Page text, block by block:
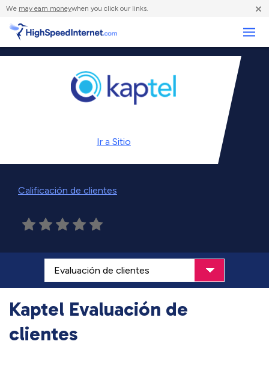
We may earn moneywhen you click our links. ×
Ir a Sitio
Calificación de clientes
Kaptel Evaluación de
clientes